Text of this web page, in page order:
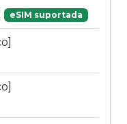
eSIM suportada